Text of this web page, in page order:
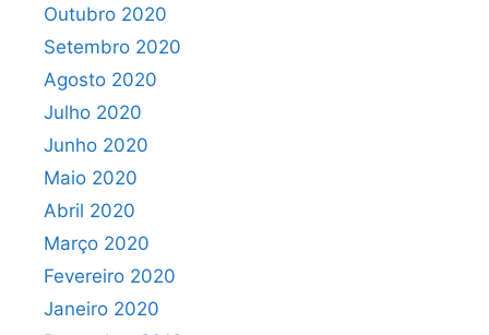
Outubro 2020
Setembro 2020
Agosto 2020
Julho 2020
Junho 2020
Maio 2020
Abril 2020
Março 2020
Fevereiro 2020
Janeiro 2020